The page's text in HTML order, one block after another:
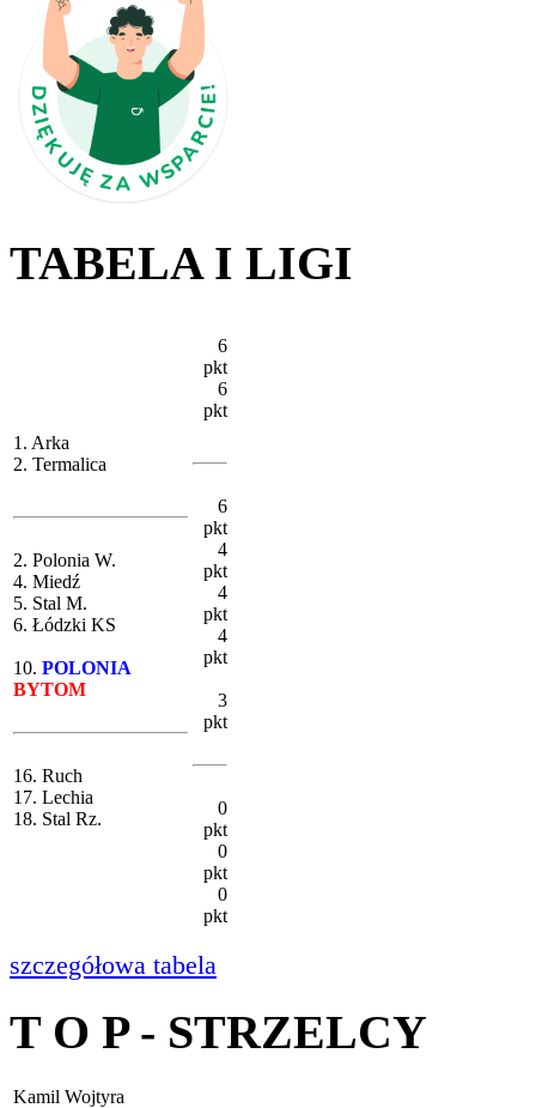
TABELA I LIGI
1. Arka
2. Termalica
2. Polonia W.
4. Miedź
5. Stal M.
6. Łódzki KS
10. POLONIA
BYTOM
16. Ruch
17. Lechia
18. Stal Rz.
6
pkt
6
pkt
6
pkt
4
pkt
4
pkt
4
pkt
3
pkt
0
pkt
0
pkt
0
pkt
szczegółowa tabela
T O P - STRZELCY
Kamil Wojtyra